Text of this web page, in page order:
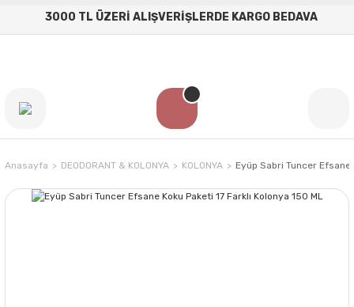
3000 TL ÜZERİ ALIŞVERİŞLERDE KARGO BEDAVA
Anasayfa DEODORANT & KOLONYA KOLONYA Eyüp Sabri Tuncer Efsane